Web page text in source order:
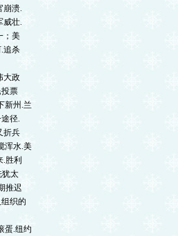
崩溃.
威壮.
；美
追杀
大政
投票
新州.兰
径.
折兵
浑水.美
.胜利
犹太
推迟
织的
蛋.纽约